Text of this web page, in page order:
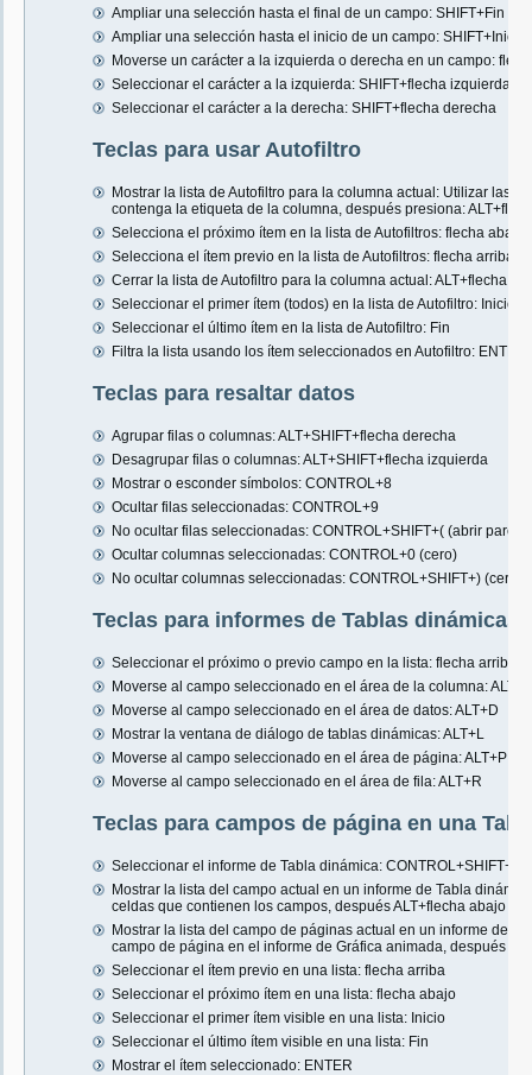
Ampliar una selección hasta el final de un campo: SHIFT+Fin
Ampliar una selección hasta el inicio de un campo: SHIFT+Inicio
Moverse un carácter a la izquierda o derecha en un campo:
Seleccionar el carácter a la izquierda: SHIFT+flecha izquierda
Seleccionar el carácter a la derecha: SHIFT+flecha derecha
Teclas para usar Autofiltro
Mostrar la lista de Autofiltro para la columna actual: Utilizar las
contenga la etiqueta de la columna, después presiona:
Selecciona el próximo ítem en la lista de Autofiltros: flecha abajo
Selecciona el ítem previo en la lista de Autofiltros: flecha arriba
Cerrar la lista de Autofiltro para la columna actual: ALT+flecha
Seleccionar el primer ítem (todos) en la lista de Autofiltro: Inicio
Seleccionar el último ítem en la lista de Autofiltro: Fin
Filtra la lista usando los ítem seleccionados en Autofiltro: ENTER
Teclas para resaltar datos
Agrupar filas o columnas: ALT+SHIFT+flecha derecha
Desagrupar filas o columnas: ALT+SHIFT+flecha izquierda
Mostrar o esconder símbolos: CONTROL+8
Ocultar filas seleccionadas: CONTROL+9
No ocultar filas seleccionadas: CONTROL+SHIFT+( (abrir
Ocultar columnas seleccionadas: CONTROL+0 (cero)
No ocultar columnas seleccionadas: CONTROL+SHIFT+)
Teclas para informes de Tablas dinámicas
Seleccionar el próximo o previo campo en la lista: flecha arriba
Moverse al campo seleccionado en el área de la columna:
Moverse al campo seleccionado en el área de datos: ALT+D
Mostrar la ventana de diálogo de tablas dinámicas: ALT+L
Moverse al campo seleccionado en el área de página: ALT+P
Moverse al campo seleccionado en el área de fila: ALT+R
Teclas para campos de página en una
Seleccionar el informe de Tabla dinámica: CONTROL+SHIFT+*
Mostrar la lista del campo actual en un informe de Tabla
celdas que contienen los campos, después ALT+flecha abajo
Mostrar la lista del campo de páginas actual en un informe de
campo de página en el informe de Gráfica animada, después
Seleccionar el ítem previo en una lista: flecha arriba
Seleccionar el próximo ítem en una lista: flecha abajo
Seleccionar el primer ítem visible en una lista: Inicio
Seleccionar el último ítem visible en una lista: Fin
Mostrar el ítem seleccionado: ENTER